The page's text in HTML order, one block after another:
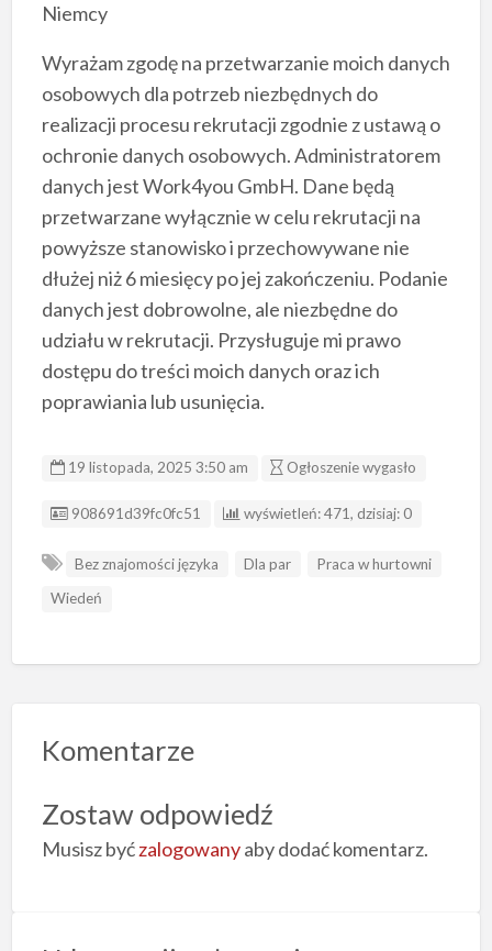
Niemcy
Wyrażam zgodę na przetwarzanie moich danych
osobowych dla potrzeb niezbędnych do
realizacji procesu rekrutacji zgodnie z ustawą o
ochronie danych osobowych. Administratorem
danych jest Work4you GmbH. Dane będą
przetwarzane wyłącznie w celu rekrutacji na
powyższe stanowisko i przechowywane nie
dłużej niż 6 miesięcy po jej zakończeniu. Podanie
danych jest dobrowolne, ale niezbędne do
udziału w rekrutacji. Przysługuje mi prawo
dostępu do treści moich danych oraz ich
poprawiania lub usunięcia.
19 listopada, 2025 3:50 am Ogłoszenie wygasło
ID ogłoszenia
908691d39fc0fc51 wyświetleń: 471, dzisiaj: 0
Bez znajomości języka Dla par
Praca w hurtowni
Wiedeń
Komentarze
Zostaw odpowiedź
Musisz byćzalogowanyaby dodać komentarz.